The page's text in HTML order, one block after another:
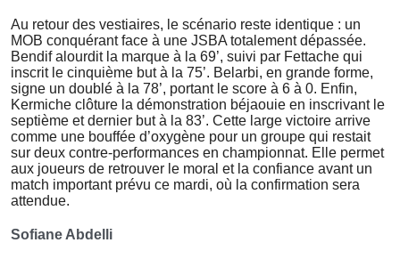
Au retour des vestiaires, le scénario reste identique : un
MOB conquérant face à une JSBA totalement dépassée.
Bendif alourdit la marque à la 69’, suivi par Fettache qui
inscrit le cinquième but à la 75’. Belarbi, en grande forme,
signe un doublé à la 78’, portant le score à 6 à 0. Enfin,
Kermiche clôture la démonstration béjaouie en inscrivant le
septième et dernier but à la 83’. Cette large victoire arrive
comme une bouffée d’oxygène pour un groupe qui restait
sur deux contre-performances en championnat. Elle permet
aux joueurs de retrouver le moral et la confiance avant un
match important prévu ce mardi, où la confirmation sera
attendue.
Sofiane Abdelli